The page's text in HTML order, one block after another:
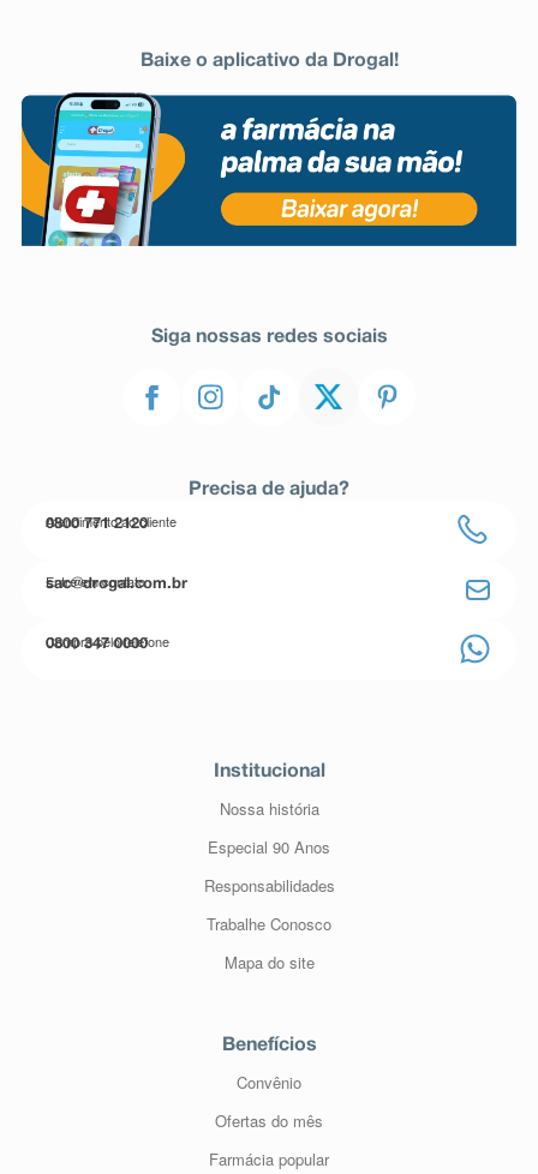
Baixe o aplicativo da Drogal!
Siga nossas redes sociais
Precisa de ajuda?
Atendimento ao cliente
0800 771 2120
Entre em contato
sac@drogal.com.br
Compre pelo telefone
0800 347 0000
Institucional
Nossa história
Especial 90 Anos
Responsabilidades
Trabalhe Conosco
Mapa do site
Benefícios
Convênio
Ofertas do mês
Farmácia popular